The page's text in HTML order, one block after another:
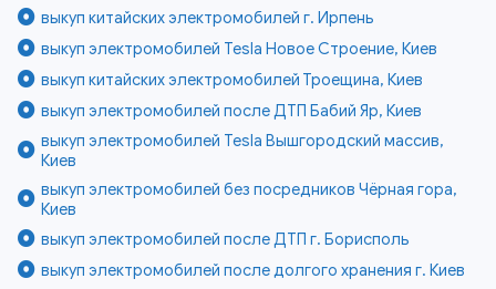
выкуп китайских электромобилей г. Ирпень
выкуп электромобилей Tesla Новое Строение, Киев
выкуп китайских электромобилей Троещина, Киев
выкуп электромобилей после ДТП Бабий Яр, Киев
выкуп электромобилей Tesla Вышгородский массив,
Киев
выкуп электромобилей без посредников Чёрная гора,
Киев
выкуп электромобилей после ДТП г. Борисполь
выкуп электромобилей после долгого хранения г. Киев